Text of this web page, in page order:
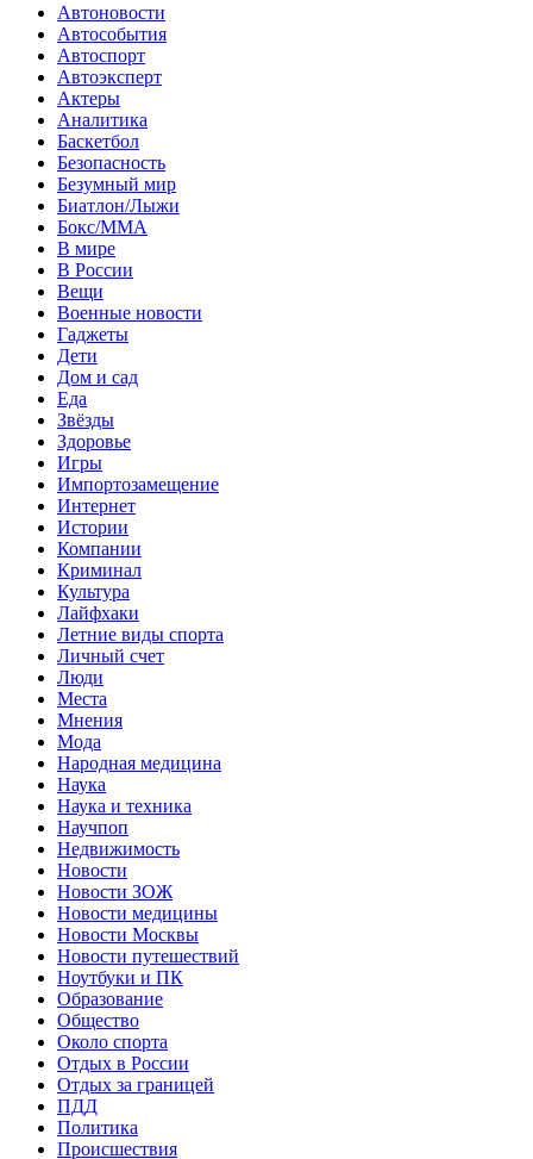
Автоновости
Автособытия
Автоспорт
Автоэксперт
Актеры
Аналитика
Баскетбол
Безопасность
Безумный мир
Биатлон/Лыжи
Бокс/MMA
В мире
В России
Вещи
Военные новости
Гаджеты
Дети
Дом и сад
Еда
Звёзды
Здоровье
Игры
Импортозамещение
Интернет
Истории
Компании
Криминал
Культура
Лайфхаки
Летние виды спорта
Личный счет
Люди
Места
Мнения
Мода
Народная медицина
Наука
Наука и техника
Научпоп
Недвижимость
Новости
Новости ЗОЖ
Новости медицины
Новости Москвы
Новости путешествий
Ноутбуки и ПК
Образование
Общество
Около спорта
Отдых в России
Отдых за границей
ПДД
Политика
Происшествия